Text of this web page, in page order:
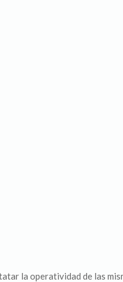
la operatividad de las